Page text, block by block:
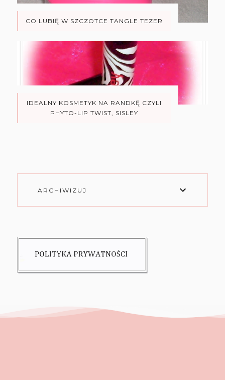
CO LUBIĘ W SZCZOTCE TANGLE TEZER
IDEALNY KOSMETYK NA RANDKĘ CZYLI
PHYTO-LIP TWIST, SISLEY
ARCHIWIZUJ